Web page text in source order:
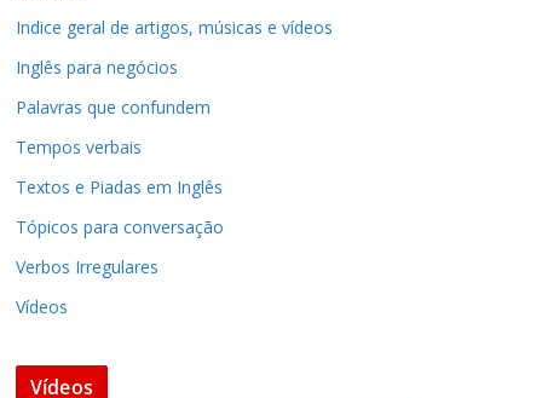
Indice geral de artigos, músicas e vídeos
Inglês para negócios
Palavras que confundem
Tempos verbais
Textos e Piadas em Inglês
Tópicos para conversação
Verbos Irregulares
Vídeos
Vídeos